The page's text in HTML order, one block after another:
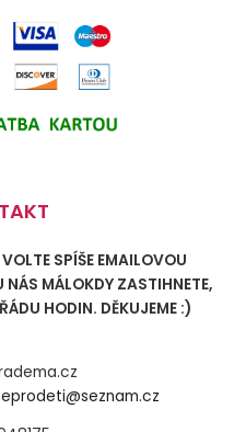
VOLTE SPÍŠE EMAILOVOU
MÁLOKDY ZASTIHNETE,
HODIN. DĚKUJEME :)